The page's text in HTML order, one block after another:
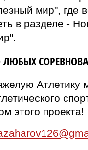
мир", где
в разделе -
Атлетику
этого проекта!